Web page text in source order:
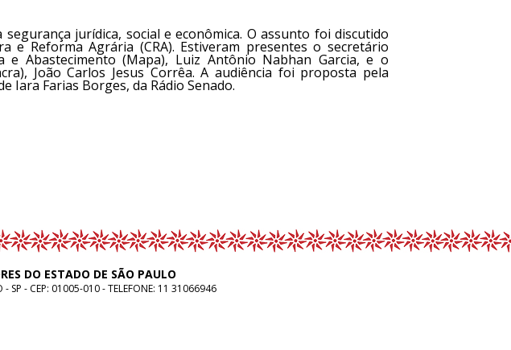
jurídica, social e econômica. O assunto foi discutido
e Reforma Agrária (CRA). Estiveram presentes o secretário
e Abastecimento (Mapa), Luiz Antônio Nabhan Garcia, e o
João Carlos Jesus Corrêa. A audiência foi proposta pela
Iara Farias Borges, da Rádio Senado.
DO ESTADO DE SÃO PAULO
SP - CEP: 01005-010 - TELEFONE: 11 31066946